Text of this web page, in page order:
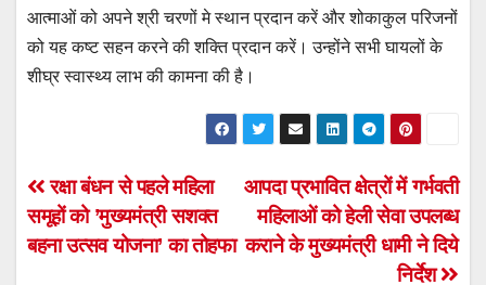
आत्माओं को अपने श्री चरणों मे स्थान प्रदान करें और शोकाकुल परिजनों
को यह कष्ट सहन करने की शक्ति प्रदान करें। उन्होंने सभी घायलों के
शीघ्र स्वास्थ्य लाभ की कामना की है।
Post
navigation
आपदा प्रभावित क्षेत्रों में गर्भवती
महिलाओं को हेली सेवा उपलब्ध
कराने के मुख्यमंत्री धामी ने दिये
निर्देश
रक्षा बंधन से पहले महिला
समूहों को ’मुख्यमंत्री सशक्त
बहना उत्सव योजना’ का तोहफा